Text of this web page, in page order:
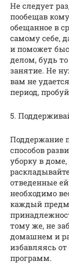
Не следует
пообещав
обещанное в
самому себе,
и поможет
делом, будь
занятие. Не
вам не
период,
5.
Поддержание
способов
уборку в
отведенные
необходимо
каждый
тому же, не
домашнем и
избавляясь
программ.